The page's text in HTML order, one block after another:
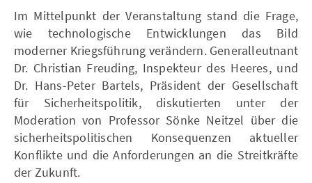
Im Mittelpunkt der Veranstaltung stand die Frage,
wie technologische Entwicklungen das Bild
moderner Kriegsführung verändern. Generalleutnant
Dr. Christian Freuding, Inspekteur des Heeres, und
Dr. Hans-Peter Bartels, Präsident der Gesellschaft
für Sicherheitspolitik, diskutierten unter der
Moderation von Professor Sönke Neitzel über die
sicherheitspolitischen Konsequenzen aktueller
Konflikte und die Anforderungen an die Streitkräfte
der Zukunft.